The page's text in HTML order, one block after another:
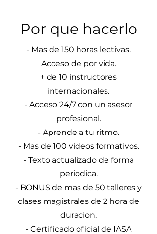
Por que hacerlo
- Mas de 150 horas lectivas.
Acceso de por vida.
+ de 10 instructores
internacionales.
- Acceso 24/7 con un asesor
profesional.
- Aprende a tu ritmo.
- Mas de 100 videos formativos.
- Texto actualizado de forma
periodica.
- BONUS de mas de 50 talleres y
clases magistrales de 2 hora de
duracion.
- Certificado oficial de IASA